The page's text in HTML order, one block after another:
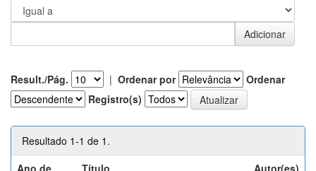
Result./Pág. | Ordenar por
Ordenar
Registro(s)
Resultado 1-1 de 1.
Ano de
Título Autor(es)